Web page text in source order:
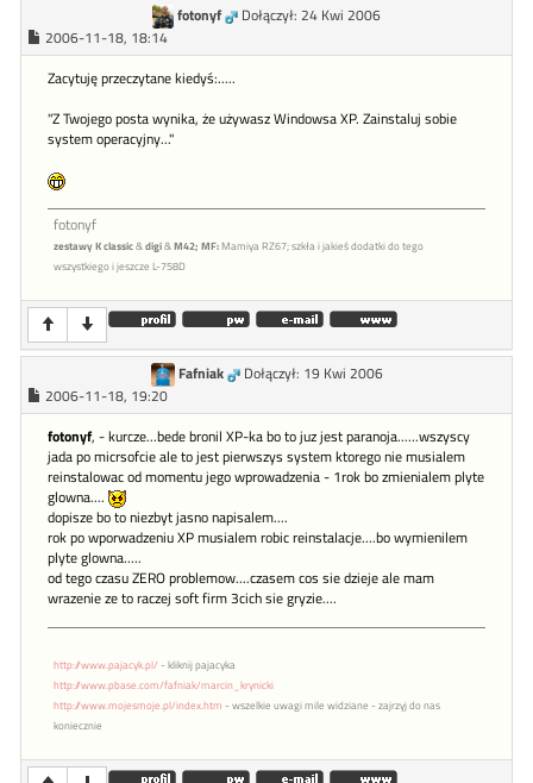
fotonyf
Dołączył: 24 Kwi 2006
2006-11-18, 18:14
Zacytuję przeczytane kiedyś:.....
"Z Twojego posta wynika, że używasz Windowsa XP. Zainstaluj sobie
system operacyjny..."
fotonyf
zestawy K classic&digi&M42; MF:Mamiya RZ67; szkła i jakieś dodatki do tego
wszystkiego i jeszcze L-758D
Fafniak
Dołączył: 19 Kwi 2006
2006-11-18, 19:20
fotonyf, - kurcze...bede bronil XP-ka bo to juz jest paranoja......wszyscy
jada po micrsofcie ale to jest pierwszys system ktorego nie musialem
reinstalowac od momentu jego wprowadzenia - 1rok bo zmienialem plyte
glowna....
dopisze bo to niezbyt jasno napisalem....
rok po wporwadzeniu XP musialem robic reinstalacje....bo wymienilem
plyte glowna.....
od tego czasu ZERO problemow....czasem cos sie dzieje ale mam
wrazenie ze to raczej soft firm 3cich sie gryzie....
http://www.pajacyk.pl/ - kliknij pajacyka
http://www.pbase.com/fafniak/marcin_krynicki
http://www.mojesmoje.pl/index.htm - wszelkie uwagi mile widziane - zajrzyj do nas
koniecznie